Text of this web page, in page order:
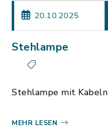
20.10.2025
Stehlampe
Stehlampe mit Kabeln
MEHR LESEN